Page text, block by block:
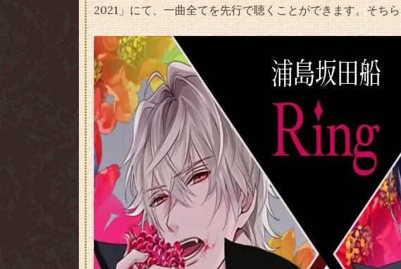
2021」にて、一曲全てを先行で聴くことができます。そちら